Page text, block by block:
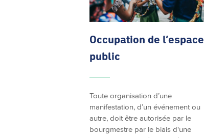
Occupation de l’espace
public
Toute organisation d’une
manifestation, d’un événement ou
autre, doit être autorisée par le
bourgmestre par le biais d'une